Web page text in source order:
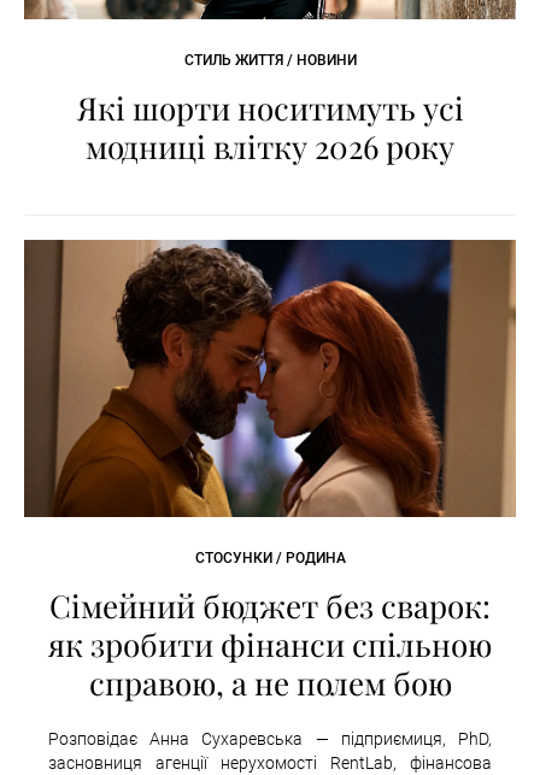
СТИЛЬ ЖИТТЯ / НОВИНИ
Які шорти носитимуть усі
модниці влітку 2026 року
СТОСУНКИ / РОДИНА
Сімейний бюджет без сварок:
як зробити фінанси спільною
справою, а не полем бою
Розповідає Анна Сухаревська — підприємиця, PhD,
засновниця агенції нерухомості RentLab, фінансова